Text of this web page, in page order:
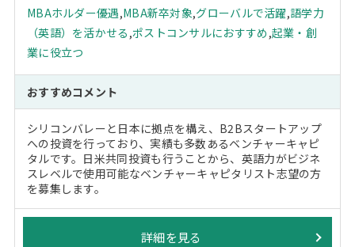
MBAホルダー優遇,MBA新卒対象,グローバルで活躍,語学力
（英語）を活かせる ,ポストコンサルにおすすめ ,起業・創
業に役立つ
おすすめコメント
シリコンバレーと日本に拠点を構え、B2Bスタートアップ
への投資を行っており、実績も多数あるベンチャーキャピ
タルです。日米共同投資も行うことから、英語力がビジネ
スレベルで使用可能なベンチャーキャピタリスト志望の方
を募集します。
詳細を見る